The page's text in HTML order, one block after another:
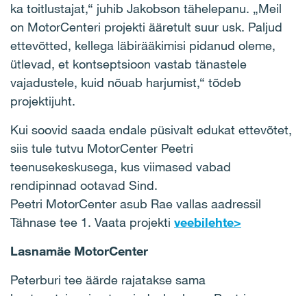
ka toitlustajat,“ juhib Jakobson tähelepanu. „Meil
on MotorCenteri projekti ääretult suur usk. Paljud
ettevõtted, kellega läbirääkimisi pidanud oleme,
ütlevad, et kontseptsioon vastab tänastele
vajadustele, kuid nõuab harjumist,“ tõdeb
projektijuht.
Kui soovid saada endale püsivalt edukat ettevõtet,
siis tule tutvu MotorCenter Peetri
teenusekeskusega, kus viimased vabad
rendipinnad ootavad Sind.
Peetri MotorCenter asub Rae vallas aadressil
Tähnase tee 1. Vaata projekti veebilehte>
Lasnamäe MotorCenter
Peterburi tee äärde rajatakse sama